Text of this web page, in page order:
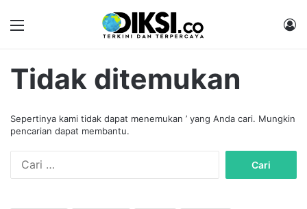
Tidak ditemukan
Sepertinya kami tidak dapat menemukan ’ yang Anda cari. Mungkin
pencarian dapat membantu.